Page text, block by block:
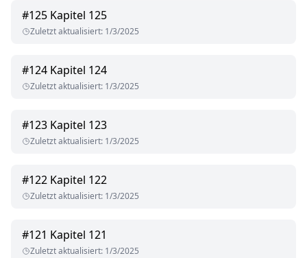
#125 Kapitel 125
Zuletzt aktualisiert: 1/3/2025
#124 Kapitel 124
Zuletzt aktualisiert: 1/3/2025
#123 Kapitel 123
Zuletzt aktualisiert: 1/3/2025
#122 Kapitel 122
Zuletzt aktualisiert: 1/3/2025
#121 Kapitel 121
Zuletzt aktualisiert: 1/3/2025